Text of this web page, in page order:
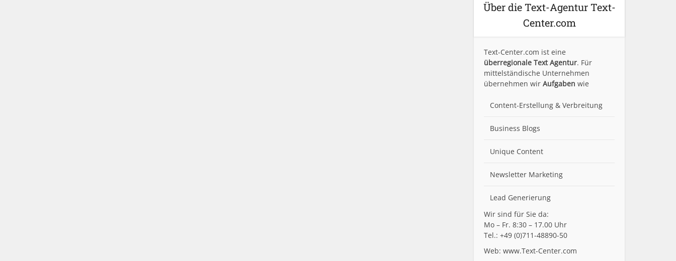
Über die Text-Agentur Text-
Center.com
Text-Center.com ist eine
überregionale Text Agentur. Für
mittelständische Unternehmen
übernehmen wir Aufgaben wie
Content-Erstellung & Verbreitung
Business Blogs
Unique Content
Newsletter Marketing
Lead Generierung
Wir sind für Sie da:
Mo – Fr. 8:30 – 17.00 Uhr
Tel.: +49 (0)711-48890-50
Web: www.Text-Center.com